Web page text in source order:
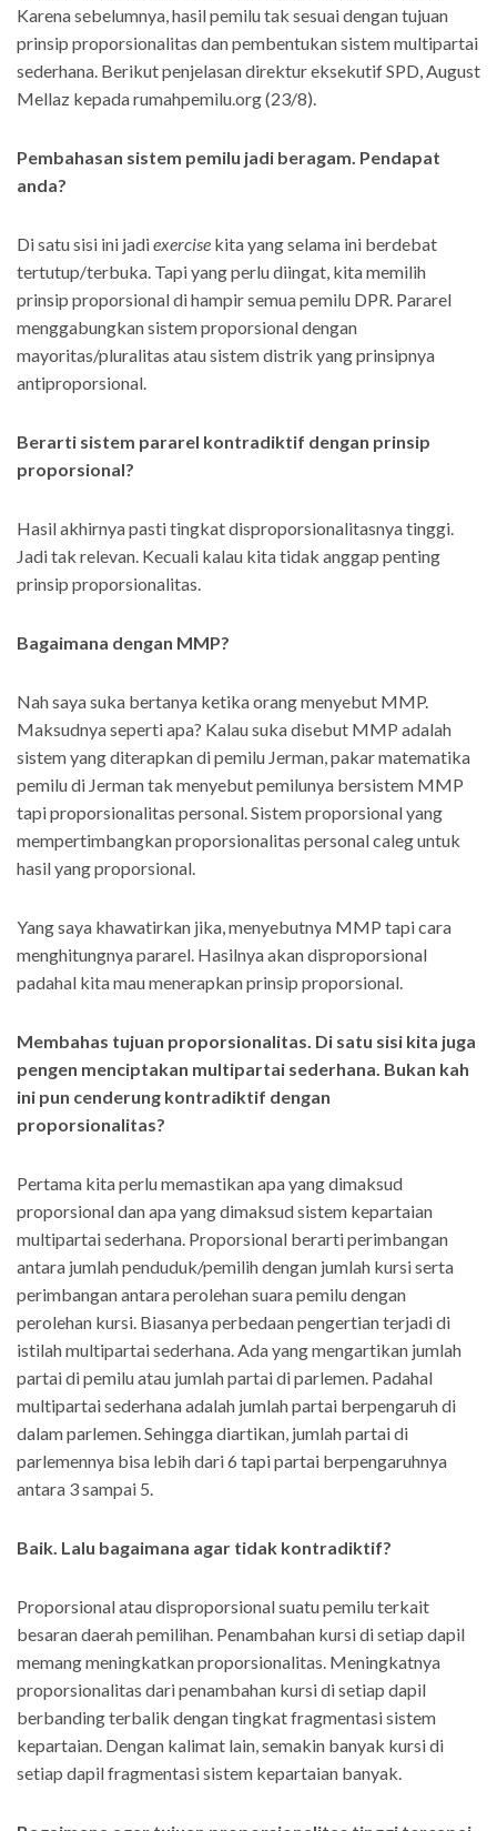
Karena sebelumnya, hasil pemilu tak sesuai dengan tujuan
prinsip proporsionalitas dan pembentukan sistem multipartai
sederhana. Berikut penjelasan direktur eksekutif SPD, August
Mellaz kepada rumahpemilu.org (23/8).
Pembahasan sistem pemilu jadi beragam. Pendapat
anda?
Di satu sisi ini jadiexercise kita yang selama ini berdebat
tertutup/terbuka. Tapi yang perlu diingat, kita memilih
prinsip proporsional di hampir semua pemilu DPR. Pararel
menggabungkan sistem proporsional dengan
mayoritas/pluralitas atau sistem distrik yang prinsipnya
antiproporsional.
Berarti sistem pararel kontradiktif dengan prinsip
proporsional?
Hasil akhirnya pasti tingkat disproporsionalitasnya tinggi.
Jadi tak relevan. Kecuali kalau kita tidak anggap penting
prinsip proporsionalitas.
Bagaimana dengan MMP?
Nah saya suka bertanya ketika orang menyebut MMP.
Maksudnya seperti apa? Kalau suka disebut MMP adalah
sistem yang diterapkan di pemilu Jerman, pakar matematika
pemilu di Jerman tak menyebut pemilunya bersistem MMP
tapi proporsionalitas personal. Sistem proporsional yang
mempertimbangkan proporsionalitas personal caleg untuk
hasil yang proporsional.
Yang saya khawatirkan jika, menyebutnya MMP tapi cara
menghitungnya pararel. Hasilnya akan disproporsional
padahal kita mau menerapkan prinsip proporsional.
Membahas tujuan proporsionalitas. Di satu sisi kita juga
pengen menciptakan multipartai sederhana. Bukan kah
ini pun cenderung kontradiktif dengan
proporsionalitas?
Pertama kita perlu memastikan apa yang dimaksud
proporsional dan apa yang dimaksud sistem kepartaian
multipartai sederhana. Proporsional berarti perimbangan
antara jumlah penduduk/pemilih dengan jumlah kursi serta
perimbangan antara perolehan suara pemilu dengan
perolehan kursi. Biasanya perbedaan pengertian terjadi di
istilah multipartai sederhana. Ada yang mengartikan jumlah
partai di pemilu atau jumlah partai di parlemen. Padahal
multipartai sederhana adalah jumlah partai berpengaruh di
dalam parlemen. Sehingga diartikan, jumlah partai di
parlemennya bisa lebih dari 6 tapi partai berpengaruhnya
antara 3 sampai 5.
Baik. Lalu bagaimana agar tidak kontradiktif?
Proporsional atau disproporsional suatu pemilu terkait
besaran daerah pemilihan. Penambahan kursi di setiap dapil
memang meningkatkan proporsionalitas. Meningkatnya
proporsionalitas dari penambahan kursi di setiap dapil
berbanding terbalik dengan tingkat fragmentasi sistem
kepartaian. Dengan kalimat lain, semakin banyak kursi di
setiap dapil fragmentasi sistem kepartaian banyak.